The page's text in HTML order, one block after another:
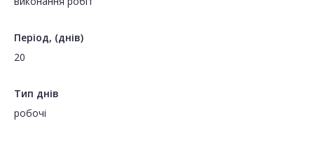
Період, (днів)
20
Тип днів
робочі